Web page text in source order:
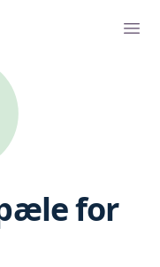
for